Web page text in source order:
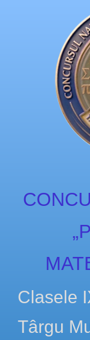
Clasele
Târgu